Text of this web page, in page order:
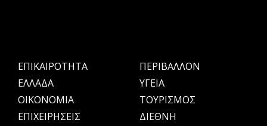
ΕΠΙΚΑΙΡΟΤΗΤΑ
ΕΛΛΑΔΑ
OIKONOMIA
ΕΠΙΧΕΙΡΗΣΕΙΣ
ΠΕΡΙΒΑΛΛΟΝ
ΥΓΕΙΑ
ΤΟΥΡΙΣΜΟΣ
ΔΙΕΘΝΗ